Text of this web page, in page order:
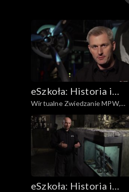
eSzkoła: Historia i
Literatura
Wirtualne Zwiedzanie MPW,
Pomoc lotnicza
eSzkoła: Historia i